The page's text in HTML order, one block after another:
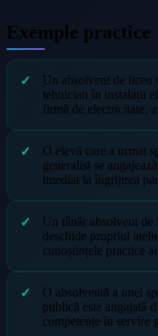
Exemple practice
Un absolvent de liceu
tehnician în instalații
firmă de electricitate,
O elevă care a urmat
generalist se
imediat la îngrijirea
Un tânăr absolvent
deschide propriul
cunoștințele practice
O absolventă a unei
publică este angajată
competențe în servire